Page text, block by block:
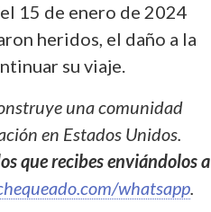
15 de enero de 2024
heridos, el daño a la
su viaje.
una comunidad
en Estados Unidos.
que recibes enviándolos a
whatsapp.